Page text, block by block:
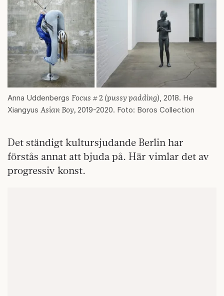
Anna Uddenbergs Focus # 2 (pussy padding), 2018. He
Xiangyus Asian Boy, 2019-2020. Foto: Boros Collection
Det ständigt kultursjudande Berlin har
förstås annat att bjuda på. Här vimlar det av
progressiv konst.